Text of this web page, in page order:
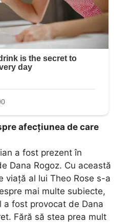
afecțiunea de care
a fost prezent în
Dana Rogoz. Cu această
viață al lui Theo Rose s-a
mai multe subiecte,
a fost provocat de Dana
Fără să stea prea mult